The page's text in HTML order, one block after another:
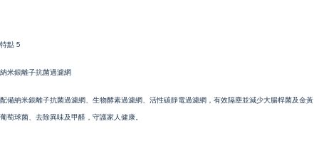
特點 5
納米銀離子抗菌過濾網
配備納米銀離子抗菌過濾網、生物酵素過濾網、活性碳靜電過濾網，有效隔塵並減少大腸桿菌及金黃
葡萄球菌、去除異味及甲醛，守護家人健康。